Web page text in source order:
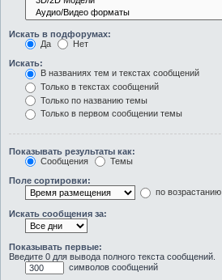
Искать в подфорумах:
Да
Нет
Искать:
В названиях тем и текстах сообщений
Только в текстах сообщений
Только по названию темы
Только в первом сообщении темы
Показывать результаты как:
Сообщения
Темы
Поле сортировки:
по возрастанию
Искать сообщения за:
Показывать первые:
Введите 0 для вывода полного текста сообщений.
символов сообщений